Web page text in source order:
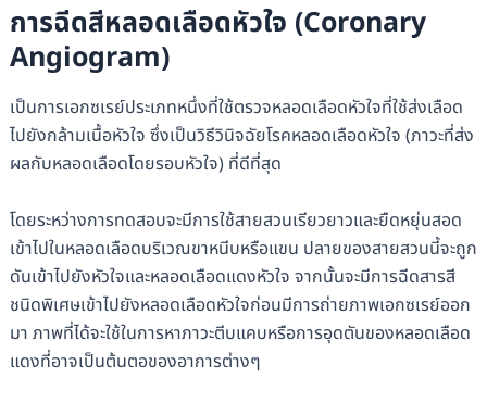
การฉีดสีหลอดเลือดหัวใจ (Coronary
Angiogram)
เป็นการเอกซเรย์ประเภทหนึ่งที่ใช้ตรวจหลอดเลือดหัวใจที่ใช้ส่งเลือด
ไปยังกล้ามเนื้อหัวใจ ซึ่งเป็นวิธีวินิจฉัยโรคหลอดเลือดหัวใจ (ภาวะที่ส่ง
ผลกับหลอดเลือดโดยรอบหัวใจ) ที่ดีที่สุด
โดยระหว่างการทดสอบจะมีการใช้สายสวนเรียวยาวและยืดหยุ่นสอด
เข้าไปในหลอดเลือดบริเวณขาหนีบหรือแขน ปลายของสายสวนนี้จะถูก
ดันเข้าไปยังหัวใจและหลอดเลือดแดงหัวใจ จากนั้นจะมีการฉีดสารสี
ชนิดพิเศษเข้าไปยังหลอดเลือดหัวใจก่อนมีการถ่ายภาพเอกซเรย์ออก
มา ภาพที่ได้จะใช้ในการหาภาวะตีบแคบหรือการอุดตันของหลอดเลือด
แดงที่อาจเป็นต้นตอของอาการต่างๆ